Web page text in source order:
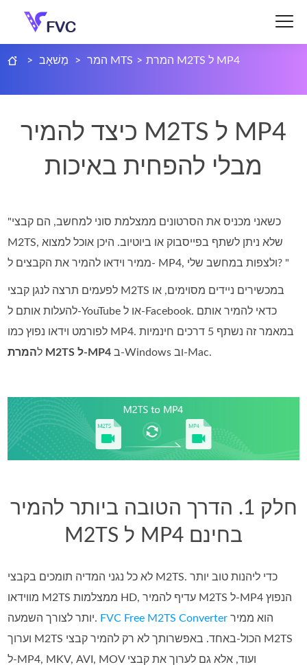
> מַשׁאָב > המר MTS > המרת M2TS ל MP4
כיצד להמיר M2TS ל MP4
מבלי להפחית באיכות
"כשאני מכניס את הסרטונים ממצלמת סוני למחשב, הם קבצי
M2TS, שלא ניתן לשתף בפייסבוק או ביוטיוב. היכן אוכל למצוא
ממיר וידאו להמיר את הקבצים ל- MP4, ולצפות במחשב שלי? "
לפעמים תרצה לנגן קבצי M2TS במכשירים ניידים מסוימים, או
להעלות אותם ל-YouTube או ל‑Facebook. כדאי להמיר אותם
לפורמט וידאו נפוץ כמו MP4. במאמר זה נשתף 5 דרכים חינמיות
ל
המרת M2TS ל‑MP4 ב‑Windows וב‑Mac.
חלק 1. הדרך הטובה ביותר להמיר
M2TS ל MP4 בחינם
לא כל נגני המדיה תומכים בקבצי M2TS. כדי ליהנות טוב יותר
מווידאו M2TS ממצלמות HD, עדיף להמיר M2TS ל‑MP4 הנפוץ
יותר לצורך השמעה. FVC Free M2TS Converter הוא ממיר
וערוך M2TS הכול‑באחד. באפשרותך לא רק להמיר קבצי M2TS
ל‑MP4, ‏MKV, ‏AVI, ‏MOV ועוד, אלא גם לערוך את קבצי